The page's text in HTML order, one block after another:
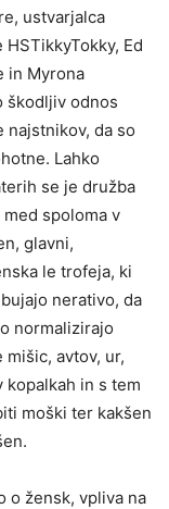
ustvarjalca
Ed
in Myrona
škodljiv odnos
najstnikov, da so
Lahko
se je družba
spoloma v
glavni,
le trofeja, ki
nerativo, da
normalizirajo
avtov, ur,
in s tem
moški ter kakšen
žensk, vpliva na